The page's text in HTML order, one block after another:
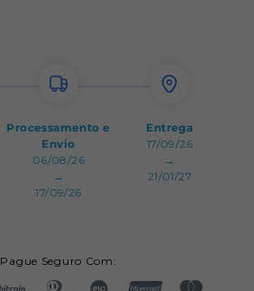
Processamento e
Envio
06/08/26
→
17/09/26
Entrega
17/09/26
→
21/01/27
Pague Seguro Com: